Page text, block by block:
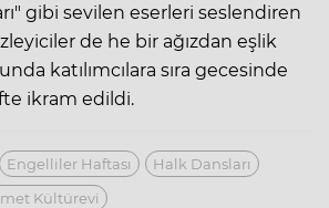
gibi sevilen eserleri seslendiren
de he bir ağızdan eşlik
katılımcılara sıra gecesinde
ikram edildi.
Engelliler Haftası
Halk Dansları
Kültürevi